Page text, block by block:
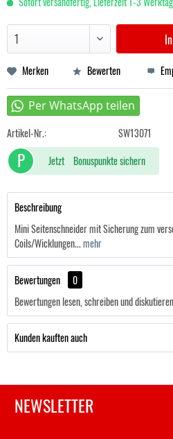
Merken Bewerten
Artikel-Nr.: SW13071
P Jetzt Bonuspunkte sichern
Beschreibung
Mini Seitenschneider mit Sicherung zum
Coils/Wicklungen...mehr
Bewertungen
0
Bewertungen lesen, schreiben und
Kunden kauften auch
NEWSLETTER